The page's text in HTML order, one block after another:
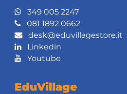
349 005 2247
081 1892 0662
desk@eduvillagestore.it
Linkedin
Youtube
EduVillage